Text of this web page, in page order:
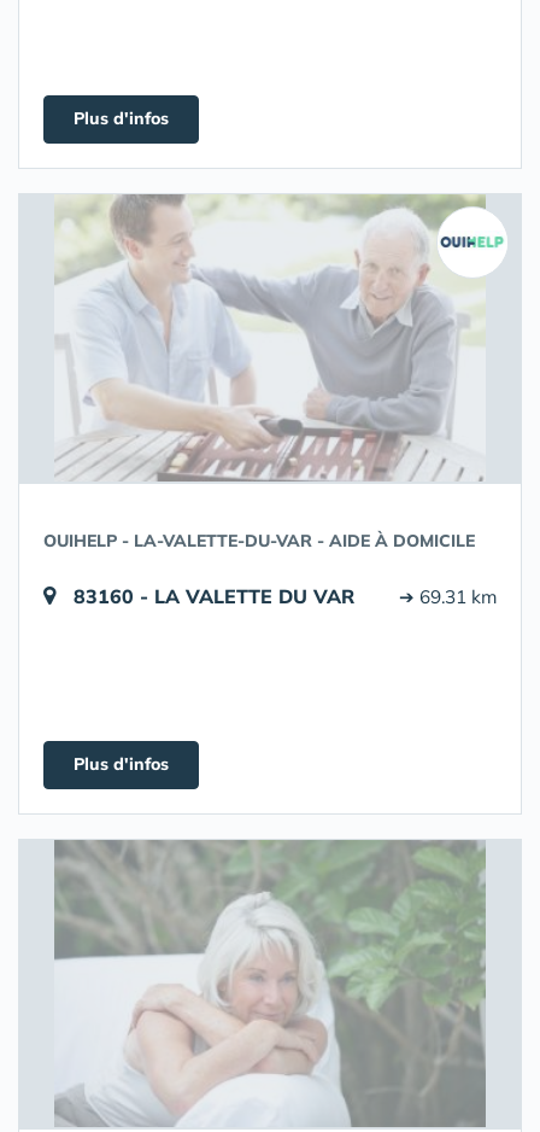
Plus d'infos
OUIHELP - LA-VALETTE-DU-VAR - AIDE À DOMICILE
83160 - LA VALETTE DU VAR ➔ 69.31 km
Plus d'infos